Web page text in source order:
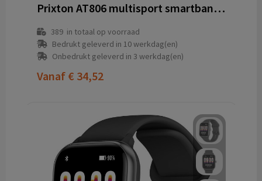
Prixton AT806 multisport smartband met gps
389in totaal op voorraad
Bedrukt geleverd in 10 werkdag(en)
Onbedrukt geleverd in 3 werkdag(en)
Vanaf € 34,52